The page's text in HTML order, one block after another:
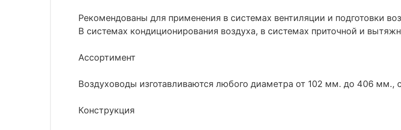
Рекомендованы для применения в системах вентиляции и подготовки
В системах кондиционирования воздуха, в системах приточной и
Ассортимент
Воздуховоды изготавливаются любого диаметра от 102 мм. до 406 мм.,
Конструкция